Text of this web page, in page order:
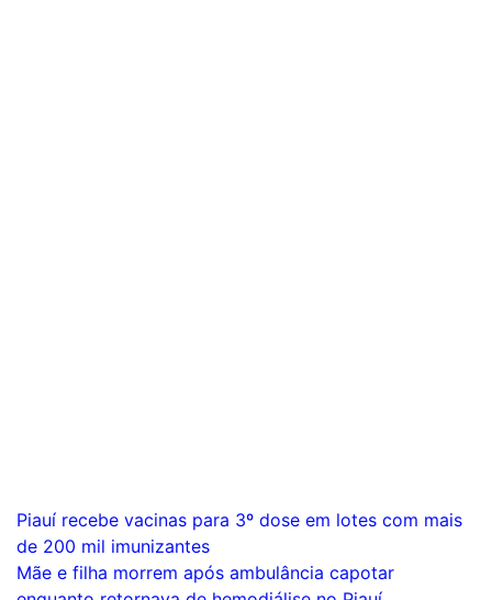
Navegação
de
Piauí recebe vacinas para 3º dose em lotes com mais
de 200 mil imunizantes
Mãe e filha morrem após ambulância capotar